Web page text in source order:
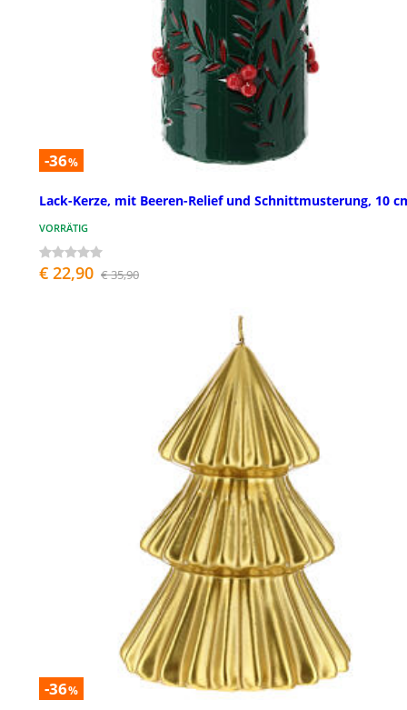
-36%
Lack-Kerze, mit Beeren-Relief und Schnittmusterung, 10
VORRÄTIG
€ 22,90 € 35,90
-36%